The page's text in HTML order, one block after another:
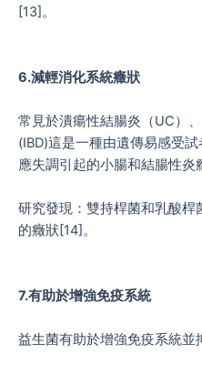
[13]。
6.減輕消化系統癥狀
常見於潰瘍性結腸炎（UC）
(IBD)這是一種由遺傳易感受
應失調引起的小腸和結腸性炎
研究發現：雙持桿菌和乳酸
的癥狀[14]。
7.有助於增強免疫系統
益生菌有助於增強免疫系統並